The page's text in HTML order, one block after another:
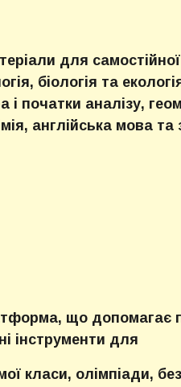
для
біологія та
і початки аналізу,
англійська мова та
що допомагає
інструменти для
класи, олімпіади,